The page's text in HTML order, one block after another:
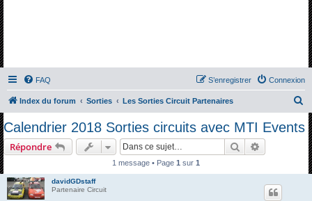
FAQ Connexion
S’enregistrer
Index du forum Sorties Les Sorties Circuit Partenaires
c
Calendrier 2018 Sorties circuits avec MTI Events
Répondre RechercherRecherche
1 message • Page 1 sur 1
davidGDstaff
Partenaire Circuit